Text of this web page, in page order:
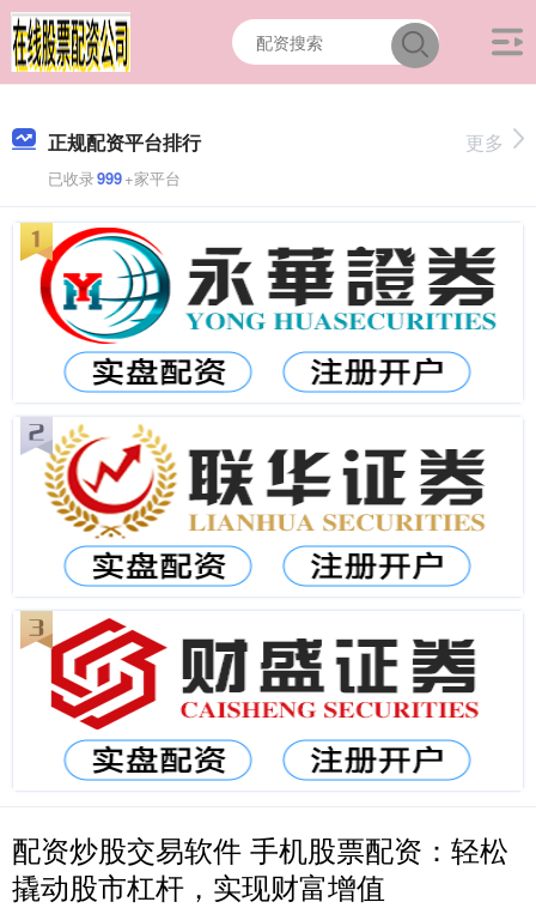
正规配资平台排行
已收录999+家平台
更多
配资炒股交易软件 手机股票配资：轻松
撬动股市杠杆，实现财富增值